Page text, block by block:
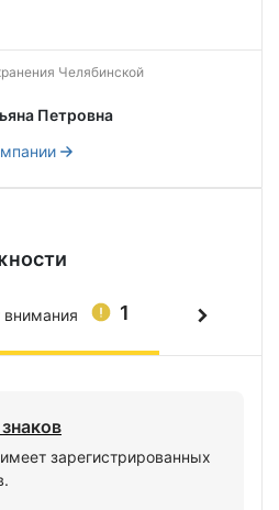
Челябинской
Петровна
1
зарегистрированных